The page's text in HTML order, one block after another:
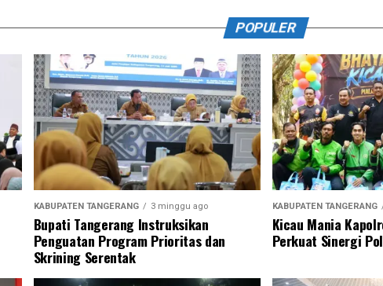
POPULER
KABUPATEN TANGERANG 3 minggu ago
Bupati Tangerang Instruksikan
Penguatan Program Prioritas dan
Skrining Serentak
KABUPATEN TANGERANG
Kicau Mania
Perkuat Sinergi